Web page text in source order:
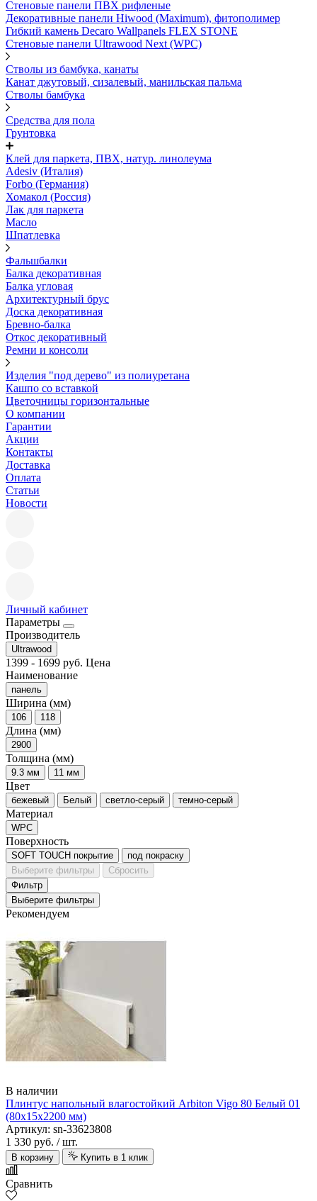
Стеновые панели ПВХ рифленые
Декоративные панели Hiwood (Maximum), фитополимер
Гибкий камень Decaro Wallpanels FLEX STONE
Стеновые панели Ultrawood Next (WPC)
Стволы из бамбука, канаты
Канат джутовый, сизалевый, манильская пальма
Стволы бамбука
Средства для пола
Грунтовка
Клей для паркета, ПВХ, натур. линолеума
Adesiv (Италия)
Forbo (Германия)
Хомакол (Россия)
Лак для паркета
Масло
Шпатлевка
Фальшбалки
Балка декоративная
Балка угловая
Архитектурный брус
Доска декоративная
Бревно-балка
Откос декоративный
Ремни и консоли
Изделия "под дерево" из полиуретана
Кашпо со вставкой
Цветочницы горизонтальные
О компании
Гарантии
Акции
Контакты
Доставка
Оплата
Статьи
Новости
Личный кабинет
Параметры
Производитель
Ultrawood
1399 - 1699 руб. Цена
Наименование
панель
Ширина (мм)
106 118
Длина (мм)
2900
Толщина (мм)
9.3 мм 11 мм
Цвет
бежевый Белый светло-серый темно-серый
Материал
WPC
Поверхность
SOFT TOUCH покрытие
под покраску
Выберите фильтры
Сбросить
Фильтр
Выберите фильтры
Рекомендуем
В наличии
Плинтус напольный влагостойкий Arbiton Vigo 80 Белый 01
(80х15х2200 мм)
Артикул: sn-33623808
1 330 руб. / шт.
В корзину Купить в 1 клик
Сравнить